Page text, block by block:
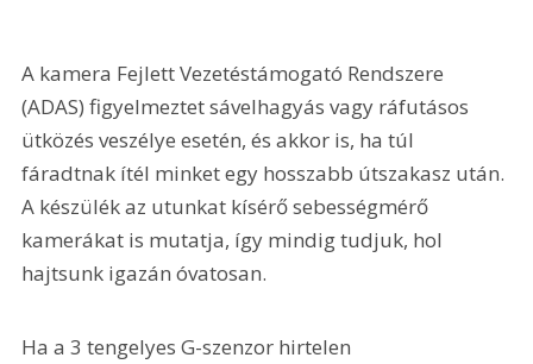
A kamera Fejlett Vezetéstámogató Rendszere
(ADAS) figyelmeztet sávelhagyás vagy ráfutásos
ütközés veszélye esetén, és akkor is, ha túl
fáradtnak ítél minket egy hosszabb útszakasz után.
A készülék az utunkat kísérő sebességmérő
kamerákat is mutatja, így mindig tudjuk, hol
hajtsunk igazán óvatosan.
Ha a 3 tengelyes G-szenzor hirtelen